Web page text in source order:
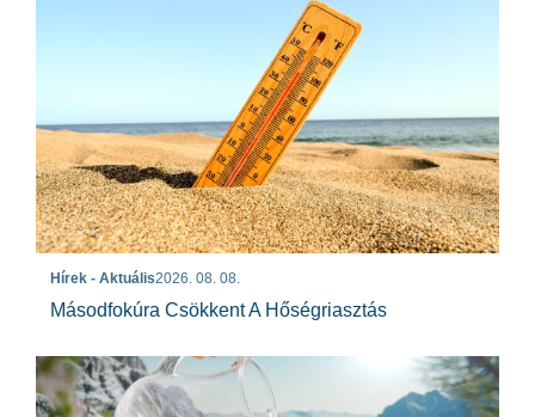
Hírek - Aktuális2026. 08. 08.
Másodfokúra Csökkent A Hőségriasztás